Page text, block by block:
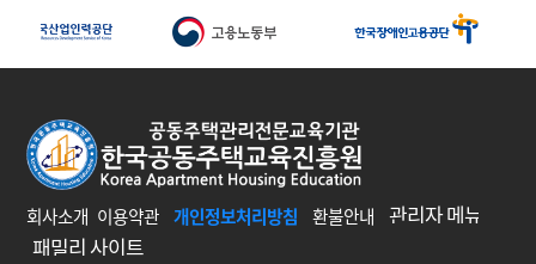
회사소개 이용약관 개인정보처리방침 환불안내